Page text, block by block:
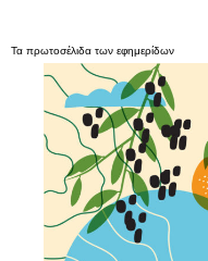
Τα πρωτοσέλιδα των εφημερίδων